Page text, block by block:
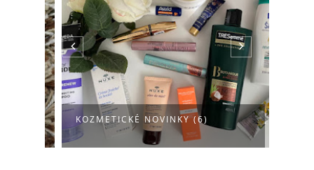
KOZMETICKÉ NOVINKY (6)